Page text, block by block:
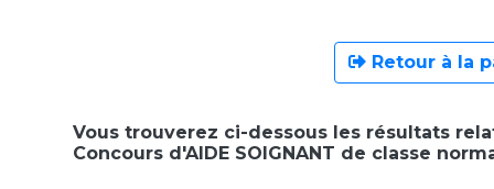
Retour à la
Vous trouverez ci-dessous les résultats
Concours d'AIDE SOIGNANT de classe